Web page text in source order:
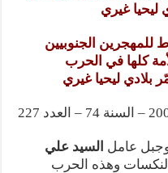
ليحيا غيري
للمهجرين الجنوبيين
كلها في الحرب
بلادي ليحيا غيري
عامل السيد علي
وهذه الحرب